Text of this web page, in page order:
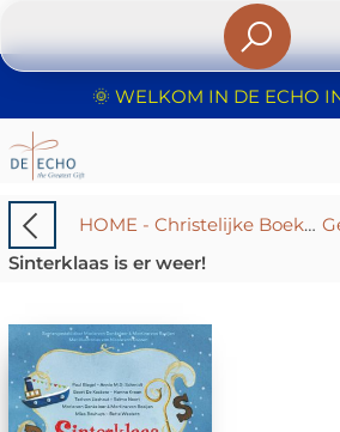
🌞 WELKOM IN DE ECHO
HOME - Christelijke Boekhandel De Echo – Huizen | Boeken & Cadeaus
Sinterklaas is er weer!